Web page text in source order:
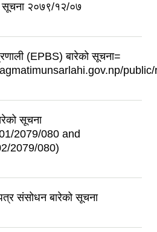
सूचना २०७९/१२/०७
(EPBS) बारेको सूचना=
सूचना
2079/080 and
2079/080)
संसोधन बारेको सूचना